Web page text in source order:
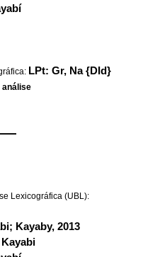
LPt: Gr, Na {DId}
análise
Lexicográfica (UBL):
Kayaby, 2013